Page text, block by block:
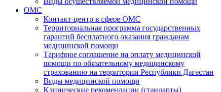
ОМС
Контакт-центр в сфере ОМС
Территориальная программа государственных
гарантий бесплатного оказания гражданам
медицинской помощи
Тарифное соглашение на оплату медицинской
помощи по обязательному медицинскому
страхованию на территории Республики Дагестан
Виды медицинской помощи
Клинические рекомендации (стандарты)